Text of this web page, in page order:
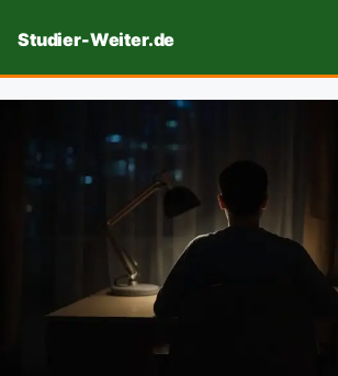
Inhalt
Studier-Weiter.de